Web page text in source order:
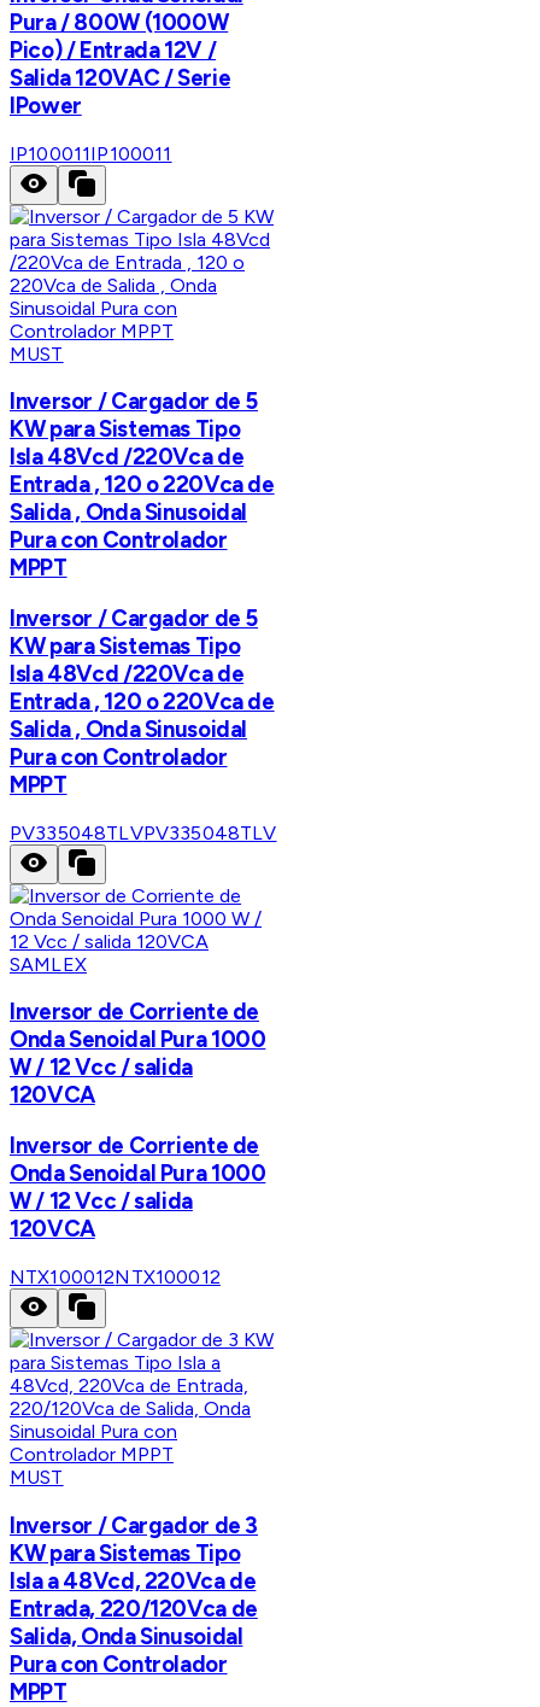
Pura / 800W (1000W
Pico) / Entrada 12V /
Salida 120VAC / Serie
IPower
IP100011IP100011
MUST
Inversor / Cargador de 5
KW para Sistemas Tipo
Isla 48Vcd /220Vca de
Entrada , 120 o 220Vca de
Salida , Onda Sinusoidal
Pura con Controlador
MPPT
Inversor / Cargador de 5
KW para Sistemas Tipo
Isla 48Vcd /220Vca de
Entrada , 120 o 220Vca de
Salida , Onda Sinusoidal
Pura con Controlador
MPPT
PV335048TLVPV335048TLV
SAMLEX
Inversor de Corriente de
Onda Senoidal Pura 1000
W / 12 Vcc / salida
120VCA
Inversor de Corriente de
Onda Senoidal Pura 1000
W / 12 Vcc / salida
120VCA
NTX100012NTX100012
MUST
Inversor / Cargador de 3
KW para Sistemas Tipo
Isla a 48Vcd, 220Vca de
Entrada, 220/120Vca de
Salida, Onda Sinusoidal
Pura con Controlador
MPPT